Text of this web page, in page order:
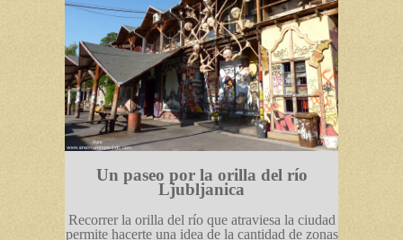
Un paseo por la orilla del río
Ljubljanica
Recorrer la orilla del río que atraviesa la ciudad
permite hacerte una idea de la cantidad de zonas